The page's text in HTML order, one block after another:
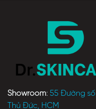
Showroom: 55 Đường số
Thủ Đức, HCM